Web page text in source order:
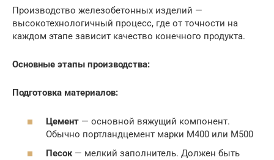
Производство железобетонных изделий —
высокотехнологичный процесс, где от точности на
каждом этапе зависит качество конечного продукта.
Основные этапы производства:
Подготовка материалов:
Цемент — основной вяжущий компонент.
Обычно портландцемент марки М400 или М500
Песок— мелкий заполнитель. Должен быть